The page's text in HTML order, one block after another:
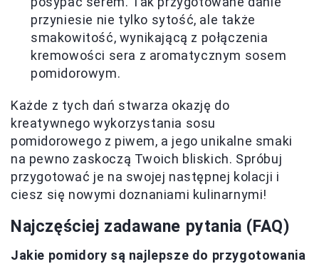
przyniesie nie tylko sytość, ale także
smakowitość, wynikającą z połączenia
kremowości sera z aromatycznym sosem
pomidorowym.
Każde z tych dań stwarza okazję do
kreatywnego wykorzystania sosu
pomidorowego z piwem, a jego unikalne smaki
na pewno zaskoczą Twoich bliskich. Spróbuj
przygotować je na swojej następnej kolacji i
ciesz się nowymi doznaniami kulinarnymi!
Najczęściej zadawane pytania (FAQ)
Jakie pomidory są najlepsze do przygotowania